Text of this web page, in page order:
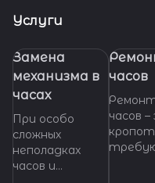
Услуги
Замена
механизма в
часах
При особо
сложных
неполадках
часов и
часов
часов